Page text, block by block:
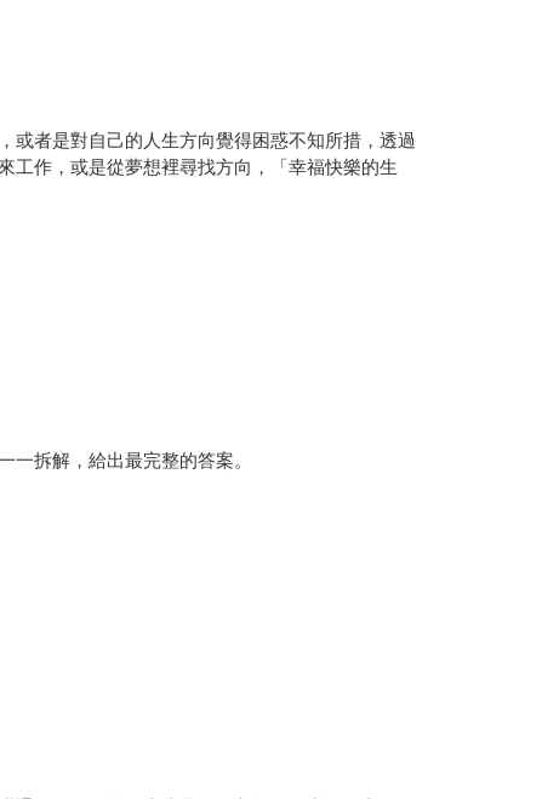
或者是對自己的人生方向覺得困惑不知所措，透過
工作，或是從夢想裡尋找方向，「幸福快樂的生
拆解，給出最完整的答案。